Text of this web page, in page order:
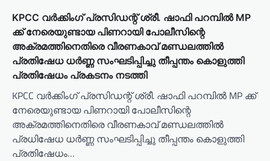
KPCC വർക്കിംഗ് പ്രസിഡന്റ് ശ്രീ. ഷാഫി പറമ്പിൽ MP
ക്ക് നേരെയുണ്ടായ പിണറായി പോലീസിന്റെ
അക്രമത്തിനെതിരെ വീരണകാവ് മണ്ഡലത്തിൽ
പ്രതിഷേധ ധർണ്ണ സംഘടിപ്പിച്ചു തീപ്പന്തം കൊളുത്തി
പ്രതിഷേധം പ്രകടനം നടത്തി
KPCC വർക്കിംഗ് പ്രസിഡന്റ് ശ്രീ. ഷാഫി പറമ്പിൽ MP ക്ക്
നേരെയുണ്ടായ പിണറായി പോലീസിന്റെ
അക്രമത്തിനെതിരെ വീരണകാവ് മണ്ഡലത്തിൽ
പ്രധിഷേധ ധർണ്ണ സംഘടിപ്പിച്ചു തീപ്പന്തം കൊളുത്തി
പ്രതിഷേധം…